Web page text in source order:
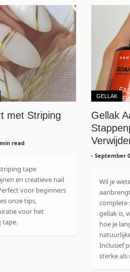
met Striping
read
tape
en creatieve nail
voor beginners
onze tips,
voor het
tape.
GELLAK
Gellak
- September
Wil je
complete
gellak is,
hoe je
Inclusief
sterke